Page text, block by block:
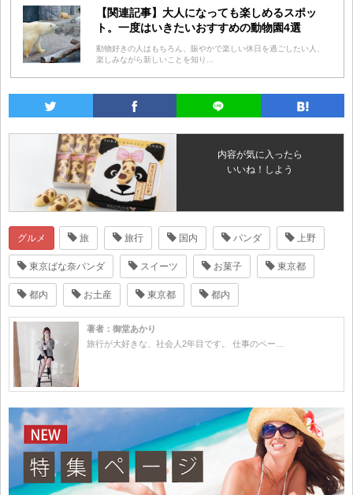
【関連記事】大人になっても楽しめるスポッ
ト。一度はいきたいおすすめの動物園4選
動物好きの人はもちろん、賑やかで楽しい休日を過ごしたい人、
楽しみながら新しいことを知り...
内容が気に入ったら
いいね！しよう
グルメ 旅 旅行 国内 パンダ 上野
東京ばな奈パンダ スイーツ お菓子 東京都
都内 お土産 東京都 都内
著者：御堂あかり
旅行が大好きな、社会人2年目です。 仕事のペー…